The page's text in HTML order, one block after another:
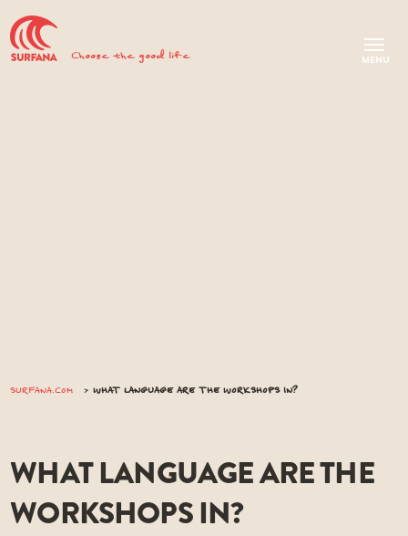
Choose the good life
SURFANA.COM WHAT LANGUAGE ARE THE WORKSHOPS IN?
WHAT LANGUAGE ARE THE
WORKSHOPS IN?